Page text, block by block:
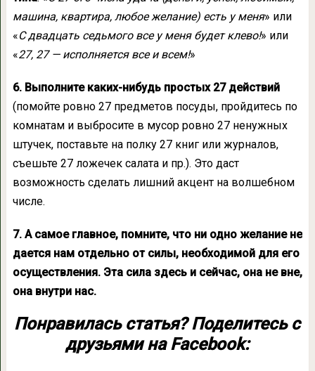
машина, квартира, любое желание) есть у меня» или
«С двадцать седьмого все у меня будет клево!» или
«27, 27 — исполняется все и всем!»
6. Выполните каких-нибудь простых 27 действий
(помойте ровно 27 предметов посуды, пройдитесь по
комнатам и выбросите в мусор ровно 27 ненужных
штучек, поставьте на полку 27 книг или журналов,
съешьте 27 ложечек салата и пр.). Это даст
возможность сделать лишний акцент на волшебном
числе.
7. А самое главное, помните, что ни одно желание не
дается нам отдельно от силы, необходимой для его
осуществления. Эта сила здесь и сейчас, она не вне,
она внутри нас.
Понравилась статья? Поделитесь с
друзьями на Facebook: